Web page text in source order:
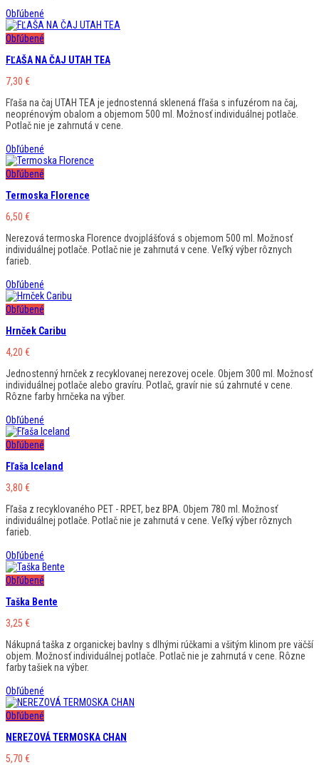
Obľúbené
Obľúbené
FĽAŠA NA ČAJ UTAH TEA
7,30 €
Fľaša na čaj UTAH TEA je jednostenná sklenená fľaša s infuzérom na čaj,
neoprénovým obalom a objemom 500 ml. Možnosť individuálnej potlače.
Potlač nie je zahrnutá v cene.
Obľúbené
Obľúbené
Termoska Florence
6,50 €
Nerezová termoska Florence dvojplášťová s objemom 500 ml. Možnosť
individuálnej potlače. Potlač nie je zahrnutá v cene. Veľký výber rôznych
farieb.
Obľúbené
Obľúbené
Hrnček Caribu
4,20 €
Jednostenný hrnček z recyklovanej nerezovej ocele. Objem 300 ml. Možnosť
individuálnej potlače alebo gravíru. Potlač, gravír nie sú zahrnuté v cene.
Rôzne farby hrnčeka na výber.
Obľúbené
Obľúbené
Fľaša Iceland
3,80 €
Fľaša z recyklovaného PET - RPET, bez BPA. Objem 780 ml. Možnosť
individuálnej potlače. Potlač nie je zahrnutá v cene. Veľký výber rôznych
farieb.
Obľúbené
Obľúbené
Taška Bente
3,25 €
Nákupná taška z organickej bavlny s dlhými rúčkami a všitým klinom pre väčší
objem. Možnosť individuálnej potlače. Potlač nie je zahrnutá v cene. Rôzne
farby tašiek na výber.
Obľúbené
Obľúbené
NEREZOVÁ TERMOSKA CHAN
5,70 €